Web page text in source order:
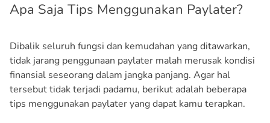
Apa Saja Tips Menggunakan Paylater?
Dibalik seluruh fungsi dan kemudahan yang ditawarkan,
tidak jarang penggunaan paylater malah merusak kondisi
finansial seseorang dalam jangka panjang. Agar hal
tersebut tidak terjadi padamu, berikut adalah beberapa
tips menggunakan paylater yang dapat kamu terapkan.